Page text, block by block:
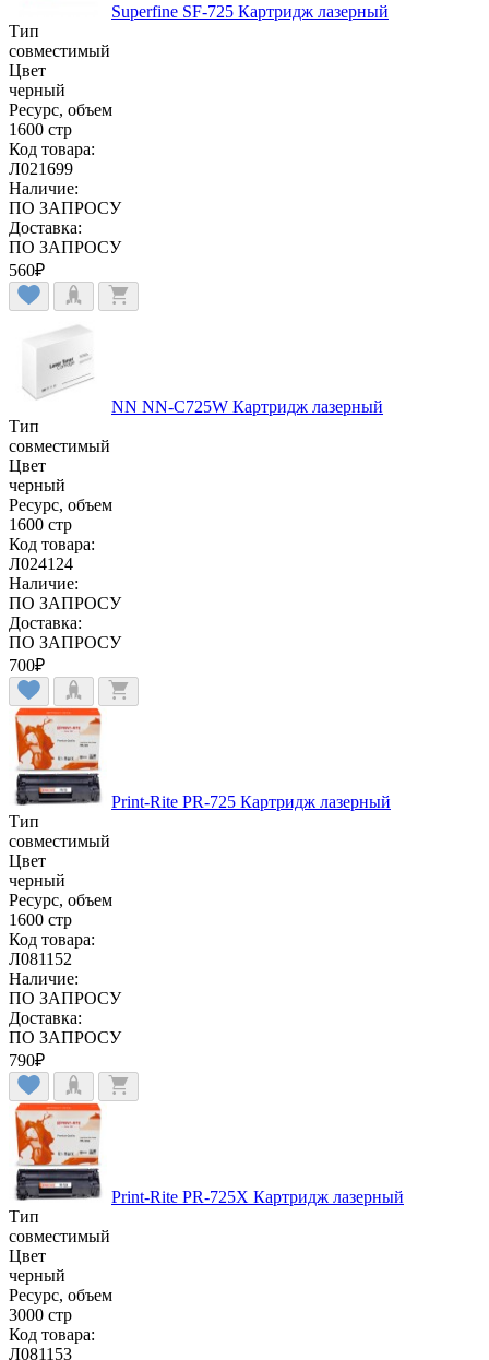
Superfine SF-725 Картридж лазерный
Тип
совместимый
Цвет
черный
Ресурс, объем
1600 стр
Код товара:
Л021699
Наличие:
ПО ЗАПРОСУ
Доставка:
ПО ЗАПРОСУ
560₽
NN NN-C725W Картридж лазерный
Тип
совместимый
Цвет
черный
Ресурс, объем
1600 стр
Код товара:
Л024124
Наличие:
ПО ЗАПРОСУ
Доставка:
ПО ЗАПРОСУ
700₽
Print-Rite PR-725 Картридж лазерный
Тип
совместимый
Цвет
черный
Ресурс, объем
1600 стр
Код товара:
Л081152
Наличие:
ПО ЗАПРОСУ
Доставка:
ПО ЗАПРОСУ
790₽
Print-Rite PR-725X Картридж лазерный
Тип
совместимый
Цвет
черный
Ресурс, объем
3000 стр
Код товара:
Л081153